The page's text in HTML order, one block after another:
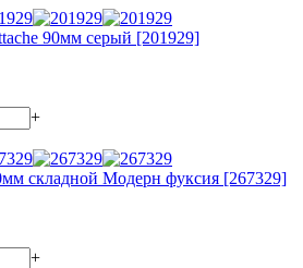
90мм серый [201929]
+
складной Модерн фуксия [267329]
+